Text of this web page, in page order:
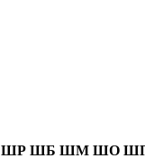
ШР ШБ ШМ ШО